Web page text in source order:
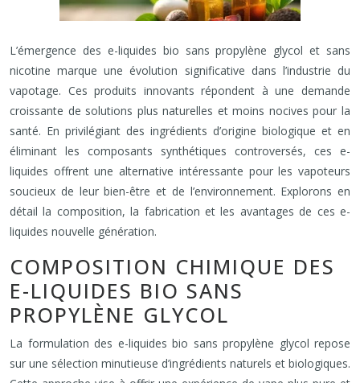
L’émergence des e-liquides bio sans propylène glycol et sans
nicotine marque une évolution significative dans l’industrie du
vapotage. Ces produits innovants répondent à une demande
croissante de solutions plus naturelles et moins nocives pour la
santé. En privilégiant des ingrédients d’origine biologique et en
éliminant les composants synthétiques controversés, ces e-
liquides offrent une alternative intéressante pour les vapoteurs
soucieux de leur bien-être et de l’environnement. Explorons en
détail la composition, la fabrication et les avantages de ces e-
liquides nouvelle génération.
COMPOSITION CHIMIQUE DES
E-LIQUIDES BIO SANS
PROPYLÈNE GLYCOL
La formulation des e-liquides bio sans propylène glycol repose
sur une sélection minutieuse d’ingrédients naturels et biologiques.